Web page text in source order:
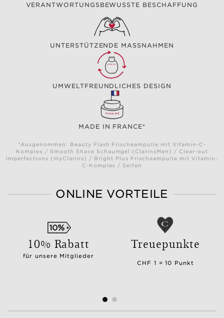
VERANTWORTUNGSBEWUSSTE BESCHAFFUNG
UNTERSTÜTZENDE MASSNAHMEN
UMWELTFREUNDLICHES DESIGN
MADE IN FRANCE*
*Ausgenommen: Beauty Flash Frischeampulle mit Vitamin-C-
Komplex / Smooth Shave Schaumgel (ClarinsMen) / Clear-out
Imperfections (myClarins) / Bright Plus Frischeampulle mit Vitamin-
C-Komplex / Seifen
ONLINE VORTEILE
10% Rabatt
für unsere Mitglieder
Treuepunkte
CHF 1 = 10 Punkt